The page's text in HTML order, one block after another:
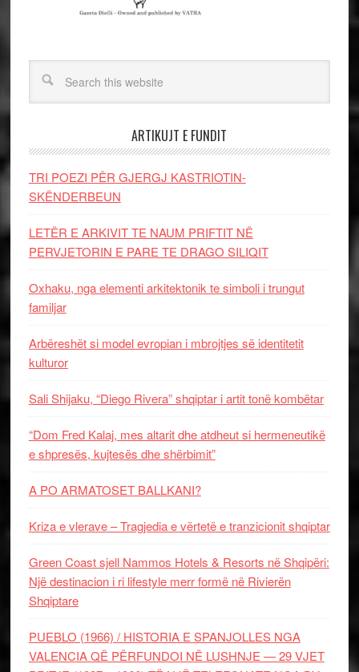
ARTIKUJT E FUNDIT
TRI POEZI PËR GJERGJ KASTRIOTIN-
SKËNDERBEUN
LETËR E ARKIVIT TE NAUM PRIFTIT NË
PERVJETORIN E PARE TE DRAGO SILIQIT
Oxhaku, nga elementi arkitektonik te simboli i trungut
familjar
Arbëreshët si model evropian i mbrojtjes së identitetit
kulturor
Sali Shijaku, “Diego Rivera” shqiptar i artit tonë kombëtar
“Dom Fred Kalaj, mes altarit dhe atdheut si hermeneutikë
e shpresës, kujtesës dhe shërbimit”
A PO ARMATOSET BALLKANI?
Kriza e vlerave – Tragjedia e vërtetë e tranzicionit shqiptar
Green Coast sjell Nammos Hotels & Resorts në Shqipëri:
Një destinacion i ri lifestyle merr formë në Rivierën
Shqiptare
PUEBLO (1966) / HISTORIA E SPANJOLLES NGA
VALENCIA QË PËRFUNDOI NË LUSHNJE — 29 VJET